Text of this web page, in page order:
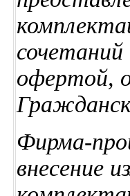
сочетаний
офертой,
Фирма-
внесение